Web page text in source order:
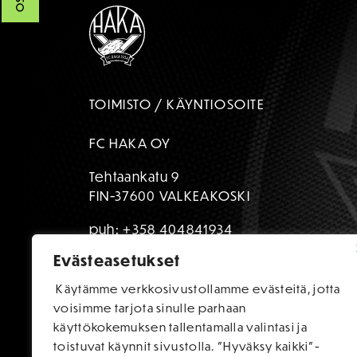
Evästeasetukset
Käytämme verkkosivustollamme evästeitä, jotta
voisimme tarjota sinulle parhaan
käyttökokemuksen tallentamalla valintasi ja
toistuvat käynnit sivustolla. "Hyväksy kaikki"-
TOIMISTO / KÄYNTIOSOITE
FC HAKA OY
Tehtaankatu 9
FIN-37600 VALKEAKOSKI
puh:+358 404841934
toimisto@fchaka.fi